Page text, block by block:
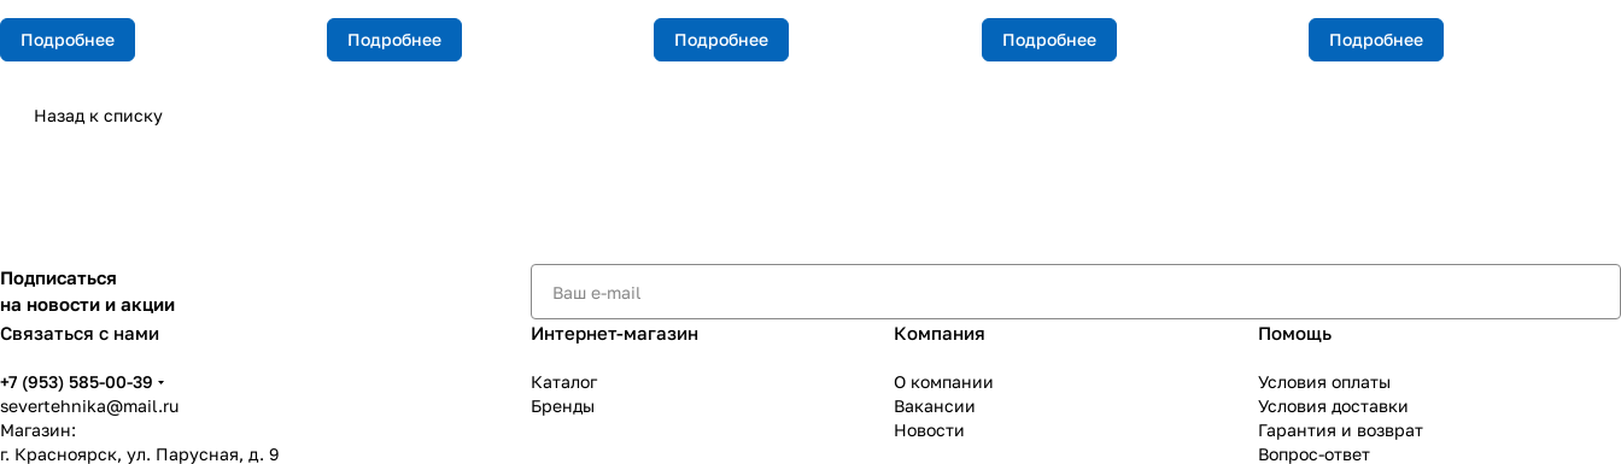
Подробнее Подробнее Подробнее Подробнее Подробнее
Назад к списку
Подписаться
на новости и акции
Связаться с нами
+7 (953) 585-00-39
severtehnika@mail.ru
Магазин:
г. Красноярск, ул. Парусная, д. 9
Интернет-магазин
Каталог
Бренды
Компания
О компании
Вакансии
Новости
Помощь
Условия оплаты
Условия доставки
Гарантия и возврат
Вопрос-ответ